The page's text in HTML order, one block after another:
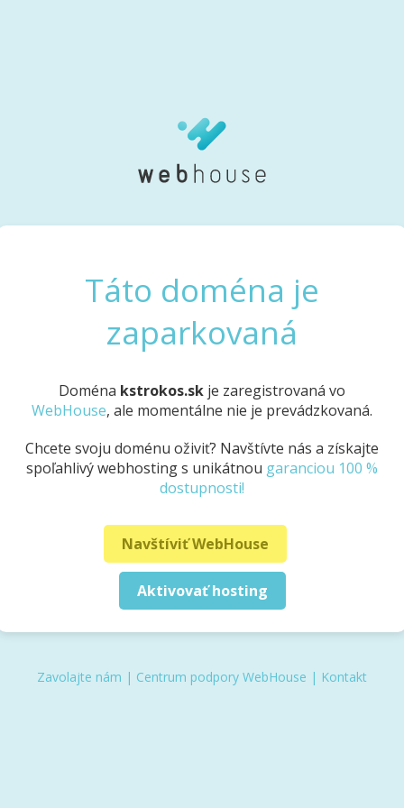
Táto doména je
zaparkovaná
Doména kstrokos.sk je zaregistrovaná vo
WebHouse, ale momentálne nie je prevádzkovaná.
Chcete svoju doménu oživiť? Navštívte nás a získajte
spoľahlivý webhosting s unikátnou garanciou 100 %
dostupnosti!
Navštíviť WebHouse
Aktivovať hosting
Zavolajte nám | Centrum podpory WebHouse | Kontakt